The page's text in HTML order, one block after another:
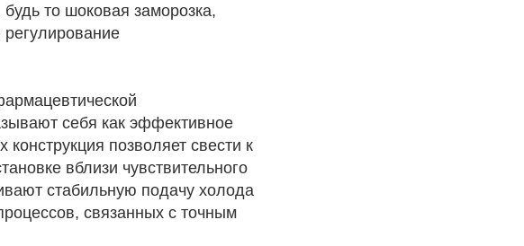
то шоковая заморозка,
себя как эффективное
позволяет свести к
вблизи чувствительного
стабильную подачу холода
связанных с точным